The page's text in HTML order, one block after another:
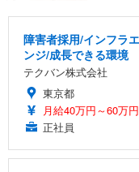
障害者採用/インフラ
ンジ/成長できる環境
テクバン株式会社
東京都
月給40万円～60万円
正社員